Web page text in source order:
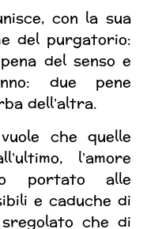
con la sua
del purgatorio:
del senso e
due pene
dell’altra.
che quelle
l’amore
portato alle
e caduche di
che di